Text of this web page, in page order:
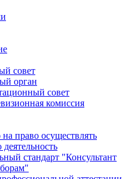
совет
орган
совет
комиссия
право осуществлять
стандарт "Консультант